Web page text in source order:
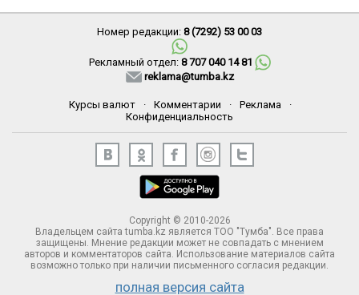
Номер редакции: 8 (7292) 53 00 03
Рекламный отдел: 8 707 040 14 81
reklama@tumba.kz
Курсы валют · Комментарии · Реклама
·
Конфиденциальность
Copyright © 2010-2026
Владельцем сайта tumba.kz является ТОО "Тумба". Все права
защищены. Мнение редакции может не совпадать с мнением
авторов и комментаторов сайта. Использование материалов сайта
возможно только при наличии письменного согласия редакции.
полная версия сайта